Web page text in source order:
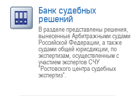
Банк судебных
решений
В разделе представлены решения,
вынесенные Арбитражными судами
Российской Федерации, а также
судами общей юрисдикции, по
экспертизам, осуществленным с
участием экспертов СЧУ
"Ростовского центра судебных
экспертиз".